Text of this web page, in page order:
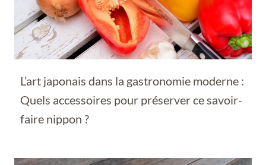
L’art japonais dans la gastronomie moderne :
Quels accessoires pour préserver ce savoir-
faire nippon ?